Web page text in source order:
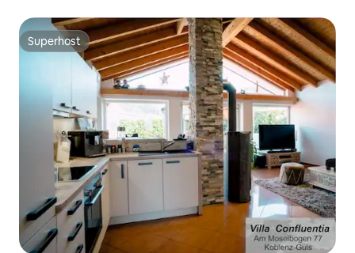
Superhost
Superhost